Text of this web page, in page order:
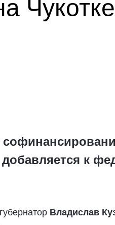
к
Владислав